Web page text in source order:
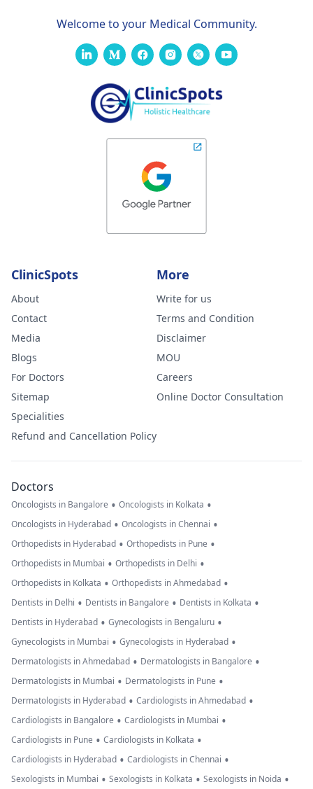
Welcome to your Medical Community.
ClinicSpots
About
Contact
Media
Blogs
For Doctors
Sitemap
Specialities
Refund and Cancellation Policy
More
Write for us
Terms and Condition
Disclaimer
MOU
Careers
Online Doctor Consultation
Doctors
Oncologists in Bangalore • Oncologists in Kolkata •
Oncologists in Hyderabad • Oncologists in Chennai •
Orthopedists in Hyderabad • Orthopedists in Pune •
Orthopedists in Mumbai • Orthopedists in Delhi •
Orthopedists in Kolkata • Orthopedists in Ahmedabad •
Dentists in Delhi • Dentists in Bangalore • Dentists in Kolkata •
Dentists in Hyderabad • Gynecologists in Bengaluru •
Gynecologists in Mumbai • Gynecologists in Hyderabad •
Dermatologists in Ahmedabad • Dermatologists in Bangalore •
Dermatologists in Mumbai • Dermatologists in Pune •
Dermatologists in Hyderabad • Cardiologists in Ahmedabad •
Cardiologists in Bangalore • Cardiologists in Mumbai •
Cardiologists in Pune • Cardiologists in Kolkata •
Cardiologists in Hyderabad • Cardiologists in Chennai •
Sexologists in Mumbai • Sexologists in Kolkata • Sexologists in Noida •